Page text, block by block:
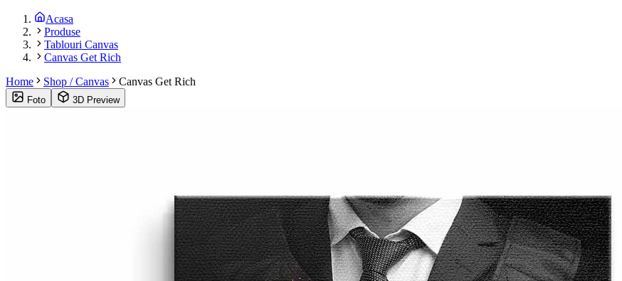
Acasa
Produse
Tablouri Canvas
Canvas Get Rich
Home
Shop / Canvas Canvas Get Rich
Foto 3D Preview